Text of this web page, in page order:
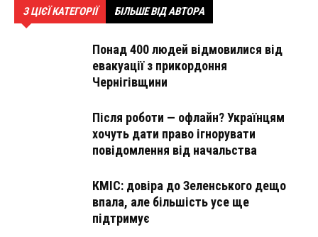
З ЦІЄЇ КАТЕГОРІЇ БІЛЬШЕ ВІД АВТОРА
Понад 400 людей відмовилися від
евакуації з прикордоння
Чернігівщини
Після роботи — офлайн? Українцям
хочуть дати право ігнорувати
повідомлення від начальства
КМІС: довіра до Зеленського дещо
впала, але більшість усе ще
підтримує